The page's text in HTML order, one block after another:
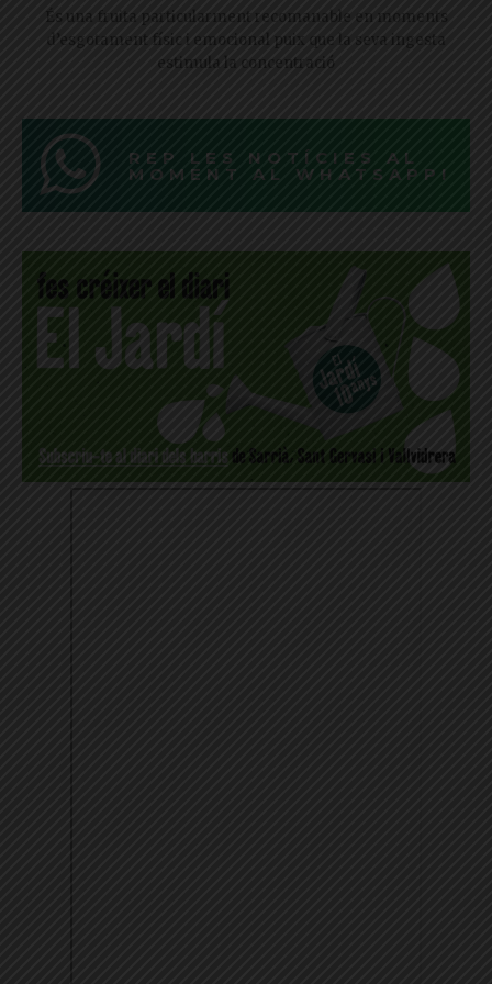
És una fruita particularment recomanable en moments
d’esgotament físic i emocional puix que la seva ingesta
estimula la concentració
REP LES NOTÍCIES AL
MOMENT AL WHATSAPP!